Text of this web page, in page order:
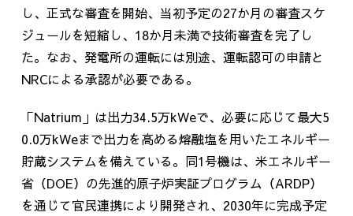
し、正式な審査を開始、当初予定の27か月の審査スケ
ジュールを短縮し、 18か月未満で技術審査を完了し
た。なお、発電所の運転には別途、運転認可の申請と
NRCによる承認が必要である。
「Natrium 」は出力34.5万kWeで、必要に応じて最大5
0.0万kWeまで出力を高める熔融塩を用いたエネルギー
貯蔵システムを備えている。同1号機は、米エネルギー
省（DOE）の先進的原子炉実証プログラム（ARDP）
を通じて官民連携により開発され、 2030年に完成予定